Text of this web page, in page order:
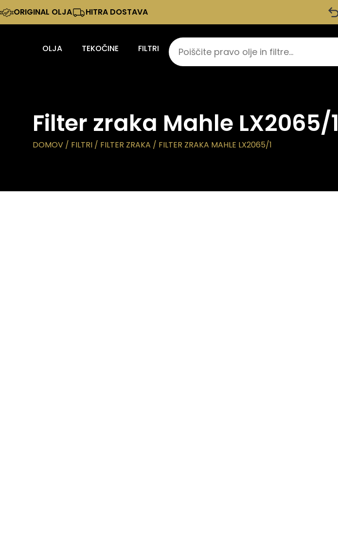
ORIGINAL OLJA HITRA DOSTAVA
OLJA TEKOČINE FILTRI
Filter zraka Mahle LX2065/1
DOMOV / FILTRI / FILTER ZRAKA / FILTER ZRAKA MAHLE LX2065/1